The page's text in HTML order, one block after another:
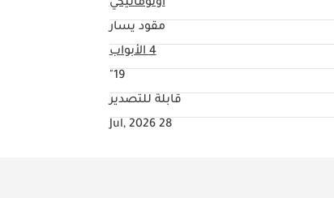
اوتوماتيكي
مقود يسار
4 الأبواب
19"
قابلة للتصدير
28 Jul, 2026